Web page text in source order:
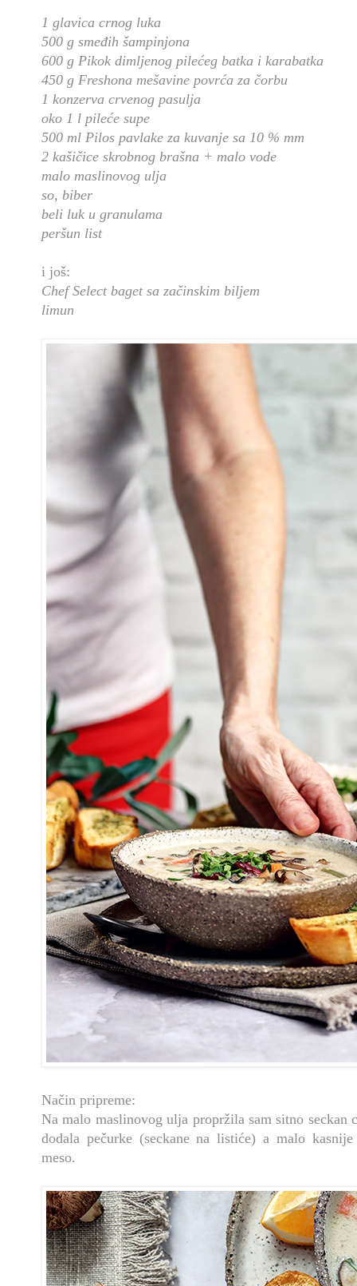
1 glavica crnog luka
500 g smeđih šampinjona
600 g Pikok dimljenog pilećeg batka i karabatka
450 g Freshona mešavine povrća za čorbu
1 konzerva crvenog pasulja
oko 1 l pileće supe
500 ml Pilos pavlake za kuvanje sa 10 % mm
2 kašičice skrobnog brašna + malo vode
malo maslinovog ulja
so, biber
beli luk u granulama
peršun list
i još:
Chef Select baget sa začinskim biljem
limun
Način pripreme:
Na malo maslinovog ulja propržila sam sitno
dodala pečurke (seckane na listiće) a malo
meso.